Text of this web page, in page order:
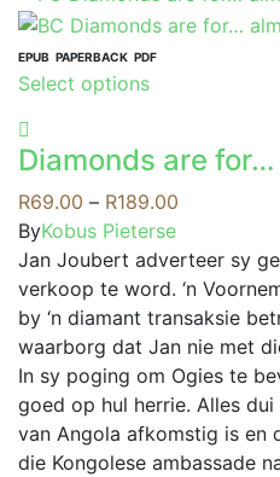
multiple
may
be
the
product
page
EPUB PAPERBACK PDF
Select optionsThis
multiple
variants.
The
options
may
be
chosen
on
the
product
page
Diamonds are
R69.00 – R189.00
R69.00
through
R189.00
ByKobus Pieterse
Jan Joubert adverteer sy
verkoop te word. ‘n
by ‘n diamant transaksie
waarborg dat Jan nie met
In sy poging om Ogies te
goed op hul herrie. Alles
van Angola afkomstig is en
die Kongolese ambassade